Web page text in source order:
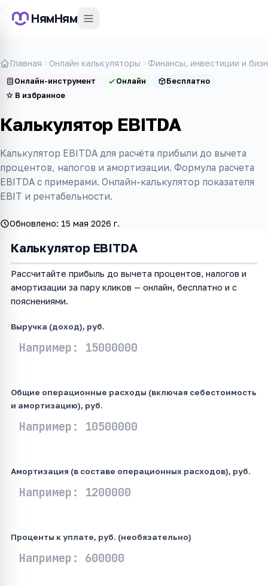
НямНям
Главная Онлайн калькуляторы Финансы, инвестиции и
Онлайн-инструмент Онлайн
Бесплатно
☆ В избранное
Калькулятор EBITDA
Калькулятор EBITDA для расчёта прибыли до вычета
процентов, налогов и амортизации. Формула расчета
EBITDA с примерами. Онлайн-калькулятор показателя
EBIT и рентабельности.
Обновлено: 15 мая 2026 г.
Калькулятор EBITDA
Рассчитайте прибыль до вычета процентов, налогов и
амортизации за пару кликов — онлайн, бесплатно и с
пояснениями.
Выручка (доход), руб.
Общие операционные расходы (включая себестоимость
и амортизацию), руб.
Амортизация (в составе операционных расходов), руб.
Проценты к уплате, руб. (необязательно)